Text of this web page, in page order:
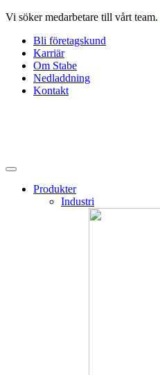
Hoppa
innehåll
Vi söker medarbetare till vårt team.
Bli företagskund
Karriär
Om Stabe
Nedladdning
Kontakt
Produkter
Industri